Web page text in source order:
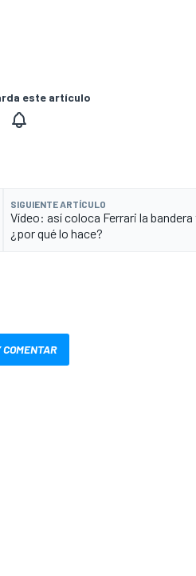
este artículo
SIGUIENTE ARTÍCULO
Vídeo: así coloca Ferrari la
¿por qué lo hace?
COMENTAR